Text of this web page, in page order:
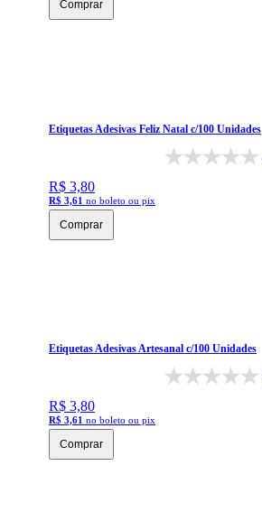
Comprar
Etiquetas Adesivas Feliz Natal c/100 Unidades
R$ 3,80
R$ 3,61 no boleto ou pix
Comprar
Etiquetas Adesivas Artesanal c/100 Unidades
R$ 3,80
R$ 3,61 no boleto ou pix
Comprar